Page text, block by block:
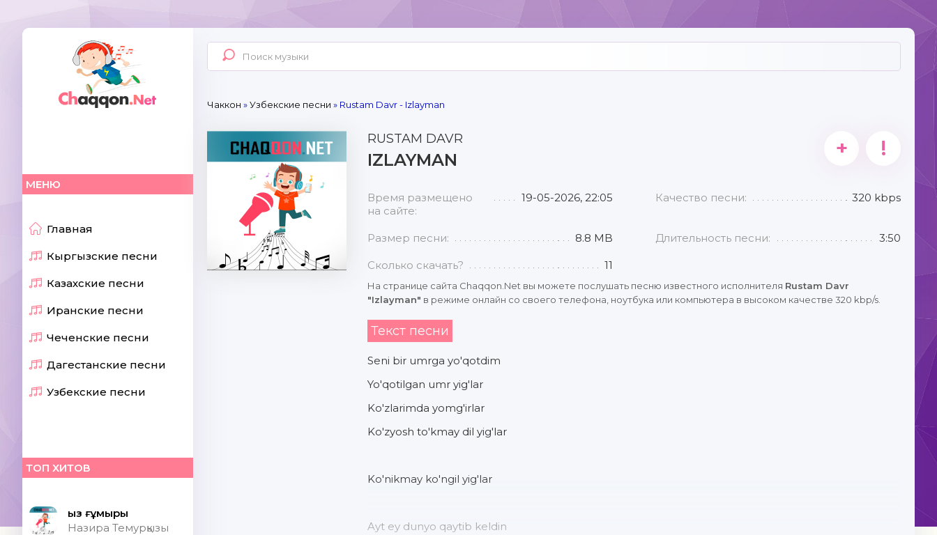
МЕНЮ
Главная
Кыргызские песни
Казахские песни
Иранские песни
Чеченские песни
Дагестанские песни
Узбекские песни
ТОП ХИТОВ
Қыз ғұмыры
Назира Темурқызы
Чаккон »Узбекские песни » Rustam Davr - Izlayman
RUSTAM DAVR
IZLAYMAN + !
Время размещено
на сайте:
19-05-2026, 22:05 Качество песни: 320 kbps
Размер песни: 8.8 MB Длительность песни: 3:50
Сколько скачать? 11
На странице сайта Chaqqon.Net вы можете послушать песню известного исполнителя Rustam Davr
"Izlayman" в режиме онлайн со своего телефона, ноутбука или компьютера в высоком качестве 320 kbp/s.
Текст песни
Seni bir umrga yo'qotdim
Yo'qotilgan umr yig'lar
Ko'zlarimda yomg'irlar
Ko'zyosh to'kmay dil yig'lar
Ko'nikmay ko'ngil yig'lar
Ayt ey dunyo qaytib keldin